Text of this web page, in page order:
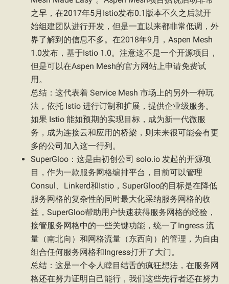
之早，在2017年5月Istio发布0.1版本不久之后就开
始组建团队进行开发，但是一直以来都非常低调，外
界了解到的信息不多。在2018年9月，Aspen Mesh
1.0发布，基于Istio 1.0。注意这不是一个开源项目，
但是可以在Aspen Mesh的官方网站上申请免费试
用。
总结：这代表着 Service Mesh 市场上的另外一种玩
法，依托 Istio 进行订制和扩展，提供企业级服务。
如果 Istio 能如预期的实现目标，成为新一代微服
务，成为连接云和应用的桥梁，则未来很可能会有更
多的公司加入这一行列。
SuperGloo：这是由初创公司 solo.io 发起的开源项
目，作为一款服务网格编排平台，目前可以管理
Consul、Linkerd和Istio，SuperGloo的目标是在降低
服务网格的复杂性的同时最大化采纳服务网格的收
益，SuperGloo帮助用户快速获得服务网格的经验，
接管服务网格中的一些关键功能，统一了Ingress 流
量（南北向）和网格流量（东西向）的管理，为自由
组合任何服务网格和Ingress打开了大门。
总结：这是一个令人瞠目结舌的疯狂想法，在服务网
格还在努力证明自己能行，我们这些先行者还在努力